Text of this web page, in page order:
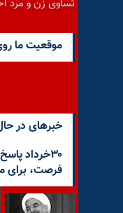
تساوی زن و مرد
موقعيت ما
خبرهای در
۳۰خرداد
فرصت، برای